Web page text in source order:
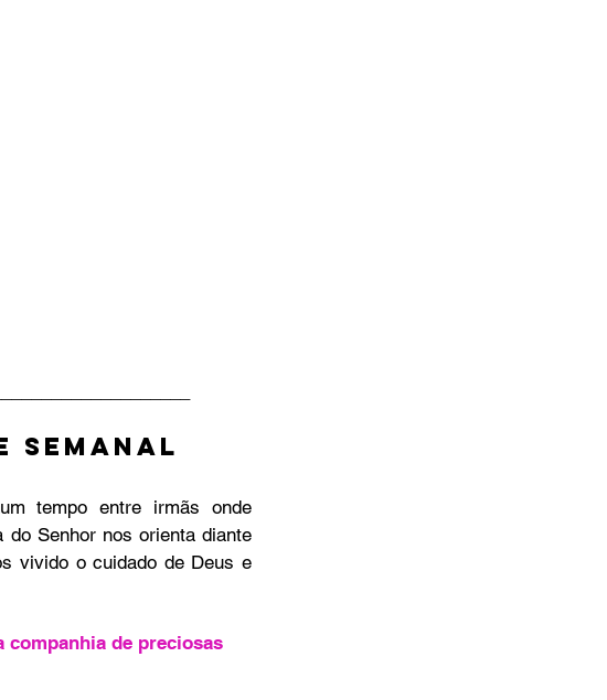
SEMANAL
Senhor nos orienta diante
vivido o cuidado de Deus e
companhia de preciosas